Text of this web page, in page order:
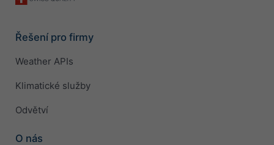
Řešení pro firmy
Weather APIs
Klimatické služby
Odvětví
O nás